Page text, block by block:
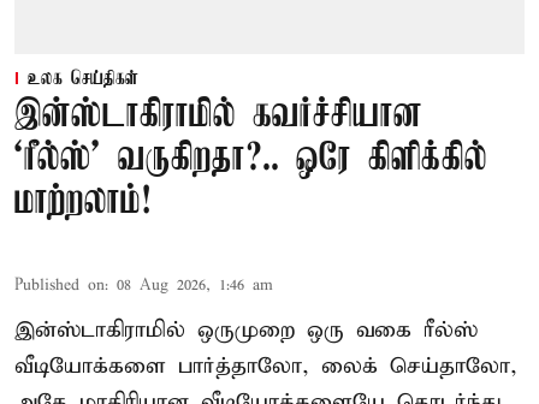
உலக செய்திகள்
இன்ஸ்டாகிராமில் கவர்ச்சியான
‘ரீல்ஸ்’ வருகிறதா?.. ஒரே கிளிக்கில்
மாற்றலாம்!
Published on: 08 Aug 2026, 1:46 am
இன்ஸ்டாகிராமில் ஒருமுறை ஒரு வகை ரீல்ஸ்
வீடியோக்களை பார்த்தாலோ, லைக் செய்தாலோ,